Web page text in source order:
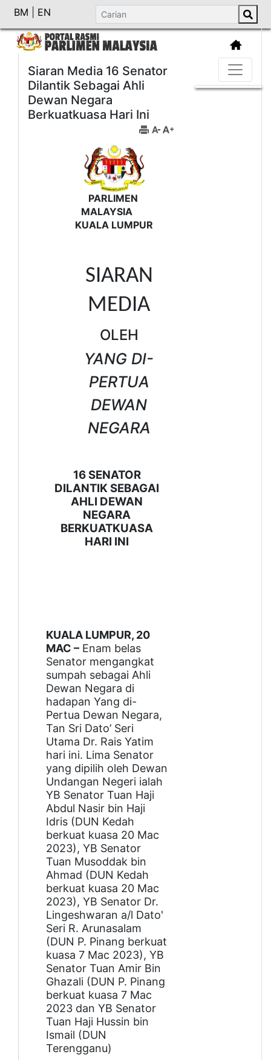
BM EN
Siaran Media 16 Senator
Dilantik Sebagai Ahli
Dewan Negara
Berkuatkuasa Hari Ini
PARLIMEN
MALAYSIA
KUALA LUMPUR
SIARAN
MEDIA
OLEH
YANG DI-
PERTUA
DEWAN
NEGARA
16 SENATOR
DILANTIK SEBAGAI
AHLI DEWAN
NEGARA
BERKUATKUASA
HARI INI
KUALA LUMPUR, 20
MAC –Enam belas
Senator mengangkat
sumpah sebagai Ahli
Dewan Negara di
hadapan Yang di-
Pertua Dewan Negara,
Tan Sri Dato’ Seri
Utama Dr. Rais Yatim
hari ini. Lima Senator
yang dipilih oleh Dewan
Undangan Negeri ialah
YB Senator Tuan Haji
Abdul Nasir bin Haji
Idris (DUN Kedah
berkuat kuasa 20 Mac
2023), YB Senator
Tuan Musoddak bin
Ahmad (DUN Kedah
berkuat kuasa 20 Mac
2023), YB Senator Dr.
Lingeshwaran a/l Dato'
Seri R. Arunasalam
(DUN P. Pinang berkuat
kuasa 7 Mac 2023), YB
Senator Tuan Amir Bin
Ghazali (DUN P. Pinang
berkuat kuasa 7 Mac
2023 dan YB Senator
Tuan Haji Hussin bin
Ismail (DUN
Terengganu)